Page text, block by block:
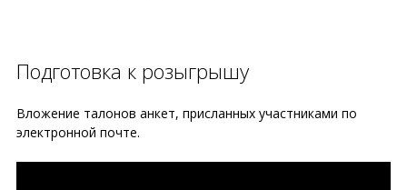
Подготовка к розыгрышу
Вложение талонов анкет, присланных участниками по
электронной почте.